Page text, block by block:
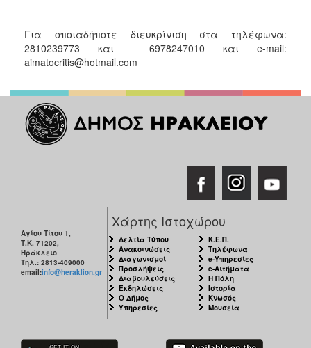
Για οποιαδήποτε διευκρίνιση στα τηλέφωνα:
2810239773 και 6978247010 και e-mail:
aimatocritis@hotmail.com
Αγίου Τίτου 1,
Τ.Κ. 71202,
Ηράκλειο
Τηλ.: 2813-409000
email:info@heraklion.gr
Χάρτης Ιστοχώρου
Δελτία Τύπου
Ανακοινώσεις
Διαγωνισμοί
Προσλήψεις
Διαβουλεύσεις
Εκδηλώσεις
Ο Δήμος
Υπηρεσίες
Κ.Ε.Π.
Τηλέφωνα
e-Υπηρεσίες
e-Αιτήματα
Η Πόλη
Ιστορία
Κνωσός
Μουσεία